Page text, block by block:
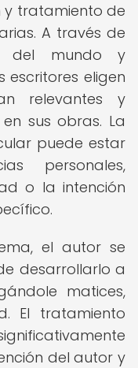
y tratamiento de
A través de
del mundo y
escritores eligen
relevantes y
sus obras. La
puede estar
personales,
o la intención
el autor se
desarrollarlo a
matices,
El tratamiento
del autor y